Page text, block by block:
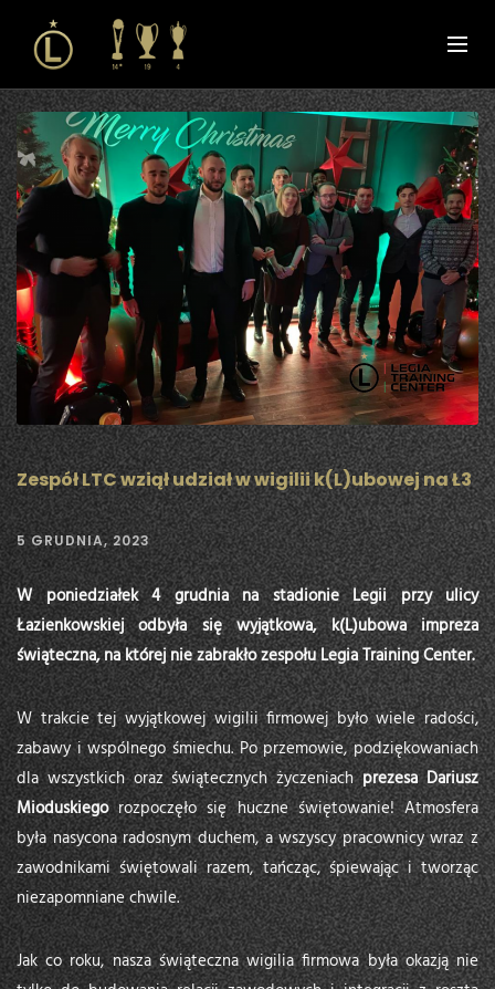
Zespół LTC wziął udział w wigilii k(L)ubowej na Ł3
5 GRUDNIA, 2023
W poniedziałek 4 grudnia na stadionie Legii przy ulicy
Łazienkowskiej odbyła się wyjątkowa, k(L)ubowa impreza
świąteczna, na której nie zabrakło zespołu Legia Training Center.
W trakcie tej wyjątkowej wigilii firmowej było wiele radości,
zabawy i wspólnego śmiechu. Po przemowie, podziękowaniach
dla wszystkich oraz świątecznych życzeniachprezesa Dariusz
Mioduskiegorozpoczęło się huczne świętowanie! Atmosfera
była nasycona radosnym duchem, a wszyscy pracownicy wraz z
zawodnikami świętowali razem, tańcząc, śpiewając i tworząc
niezapomniane chwile.
Jak co roku, nasza świąteczna wigilia firmowa była okazją nie